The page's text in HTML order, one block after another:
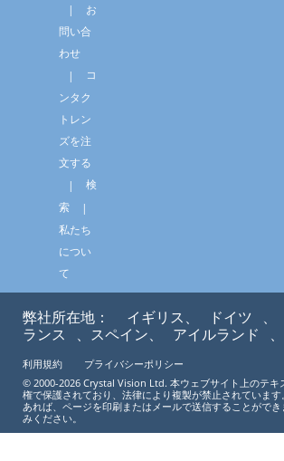
お
問い合
わせ
コ
ンタク
トレン
ズを注
文する
検
索
私たち
につい
て
弊社所在地： イギリス、 ドイツ 、
ランス
、スペイン、 アイルランド
利用規約
プライバシーポリシー
© 2000-2026 Crystal Vision Ltd. 本ウェブサイト上のテキ
権で保護されており、法律により複製が禁止されていま
あれば、ページを印刷またはメールで送信することがで
みください。